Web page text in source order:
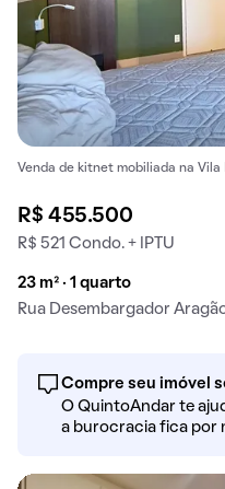
Venda de kitnet mobiliada na
R$ 455.500
R$ 521 Condo. + IPTU
23 m² · 1 quarto
Rua Desembargador
Compre seu imóvel
O QuintoAndar te
a burocracia fica por